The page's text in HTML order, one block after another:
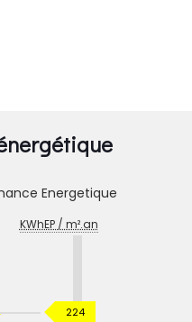
Energetique
KWhEP / m².an
224KWhEP